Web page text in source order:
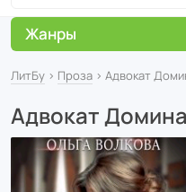
ЛитБу › Проза › Адвокат
Адвокат
Жанры